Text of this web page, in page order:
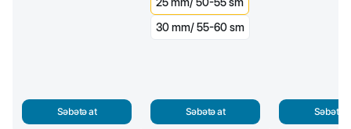
Səbətə at
30 mm/ 55-60 sm
Səbətə at Səbətə